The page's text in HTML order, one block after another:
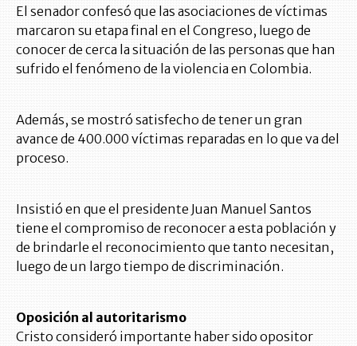
El senador confesó que las asociaciones de víctimas
marcaron su etapa final en el Congreso, luego de
conocer de cerca la situación de las personas que han
sufrido el fenómeno de la violencia en Colombia.
Además, se mostró satisfecho de tener un gran
avance de 400.000 víctimas reparadas en lo que va del
proceso.
Insistió en que el presidente Juan Manuel Santos
tiene el compromiso de reconocer a esta población y
de brindarle el reconocimiento que tanto necesitan,
luego de un largo tiempo de discriminación.
Oposición al autoritarismo
Cristo consideró importante haber sido opositor